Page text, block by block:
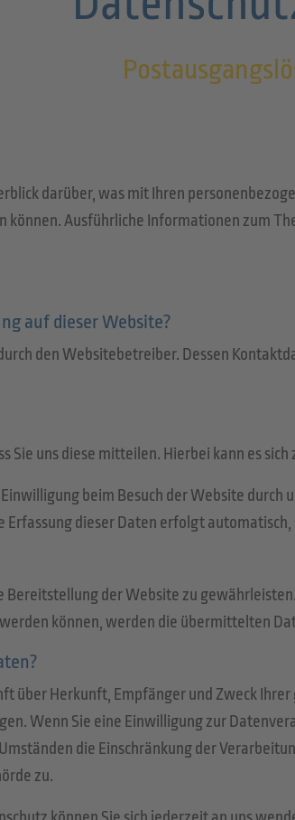
darüber, was mit Ihren
Ausführliche Informationen zum
auf dieser Website?
den Websitebetreiber. Dessen
Sie uns diese mitteilen. Hierbei kann es
beim Besuch der Website
dieser Daten erfolgt
Bereitstellung der Website zu
können, werden die übermittelten
über Herkunft, Empfänger und Zweck
Wenn Sie eine Einwilligung zur
die Einschränkung der
zu.